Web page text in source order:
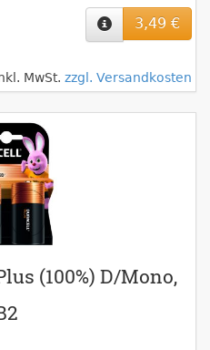
3,49 €
MwSt. zzgl. Versandkosten
(100%) D/Mono,